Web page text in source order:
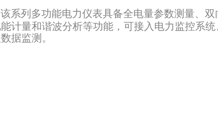
该系列多功能电力仪表具备全电量参数测量、
计量和谐波分析等功能，可接入电力监控系
据监测。